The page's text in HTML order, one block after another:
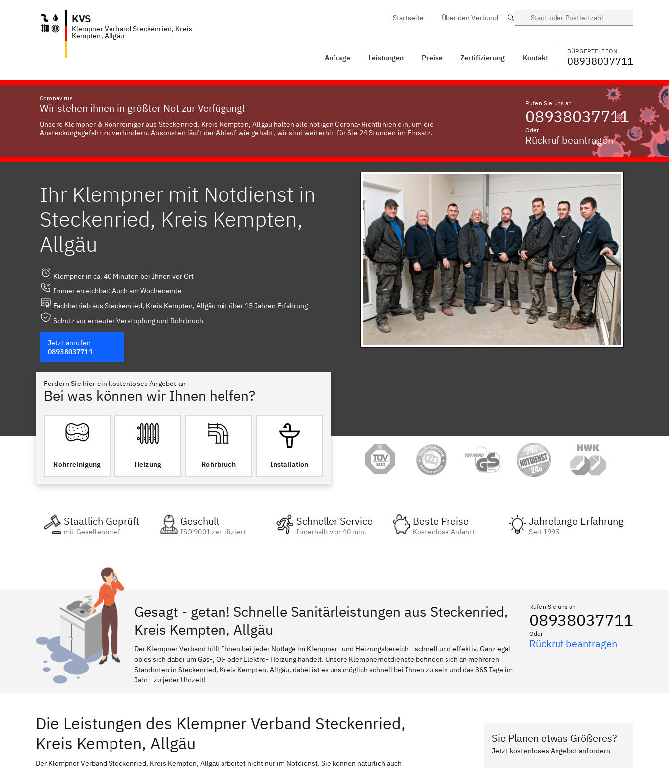
KVS
Klempner Verband Steckenried, Kreis
Kempten, Allgäu
BÜRGERTELEFON WECHSELN
Startseite Über den Verbund Suche
Anfrage Leistungen Preise Zertifizierung Kontakt
BÜRGERTELEFON
08938037711
Coronavirus
Wir stehen ihnen in größter Not zur Verfügung!
Unsere Klempner & Rohrreiniger aus Steckenried, Kreis Kempten, Allgäu halten alle nötigen Corona-Richtlinien ein, um die
Ansteckungsgefahr zu verhindern. Ansonsten läuft der Ablauf wie gehabt, wir sind weiterhin für Sie 24 Stunden im Einsatz.
Rufen Sie uns an
08938037711
Oder
Rückruf beantragen
Ihr Klempner mit Notdienst in
Steckenried, Kreis Kempten,
Allgäu
Klempner in ca. 40 Minuten bei Ihnen vor Ort
Immer erreichbar: Auch am Wochenende
Fachbetrieb aus Steckenried, Kreis Kempten, Allgäu mit über 15 Jahren Erfahrung
Schutz vor erneuter Verstopfung und Rohrbruch
Jetzt anrufen
08938037711
Fordern Sie hier ein kostenloses Angebot an
Bei was können wir Ihnen helfen?
Rohrreinigung Heizung Rohrbruch Installation
Staatlich Geprüft
mit Gesellenbrief
Geschult
ISO 9001 zertifiziert
Schneller Service
Innerhalb von 40 min.
Beste Preise
Kostenlose Anfahrt
Jahrelange Erfahrung
Seit 1995
Gesagt - getan! Schnelle Sanitärleistungen aus Steckenried,
Kreis Kempten, Allgäu
Der Klempner Verband hilft Ihnen bei jeder Notlage im Klempner- und Heizungsbereich - schnell und effektiv. Ganz egal
ob es sich dabei um Gas-, Öl- oder Elektro- Heizung handelt. Unsere Klempnernotdienste befinden sich an mehreren
Standorten in Steckenried, Kreis Kempten, Allgäu, dabei ist es uns möglich schnell bei Ihnen zu sein und das 365 Tage im
Jahr - zu jeder Uhrzeit!
Rufen Sie uns an
08938037711
Oder
Rückruf beantragen
Die Leistungen des Klempner Verband Steckenried,
Kreis Kempten, Allgäu
Der Klempner Verband Steckenried, Kreis Kempten, Allgäu arbeitet nicht nur im Notdienst. Sie können natürlich auch
Sie Planen etwas Größeres?
Jetzt kostenloses Angebot anfordern